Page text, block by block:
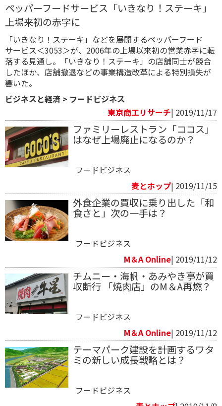
ペッパーフードサービス「いきなり！ステーキ」
上場来初の赤字に
「いきなり！ステーキ」などを展開するペッパーフード
サービス＜3053＞が、2006年の上場以来初の営業赤字に転
落する見通し。「いきなり！ステーキ」の店舗同士が競合
したほか、店舗撤退などの事業構造改革による特別損失が
響いた。
ビジネスと経済 > フードビジネス
東京商工リサーチ| 2019/11/17
ファミリーレストラン「ココス」
はなぜ上場廃止になるのか？
フードビジネス
麦とホップ| 2019/11/15
外食企業の買収に乗り出した「和
食さと」次の一手は？
フードビジネス
M＆A Online| 2019/11/12
チムニー・海帆・あみやき亭が買
収断行 「焼肉店」のM＆A再燃？
フードビジネス
M＆A Online| 2019/11/12
テーマパーク建設を計画するワタ
ミの新しい成長戦略とは？
フードビジネス